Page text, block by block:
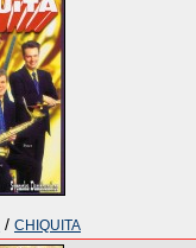
/ CHIQUITA